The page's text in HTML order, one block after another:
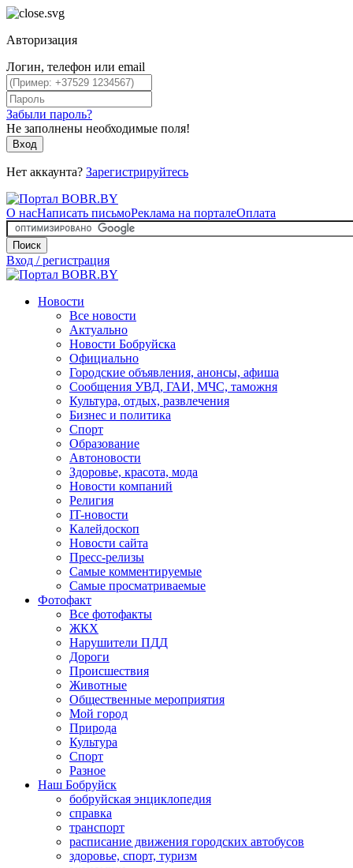
Авторизация
Логин, телефон или email
Забыли пароль?
Не заполнены необходимые поля!
Вход
Нет аккаунта? Зарегистрируйтесь
О насНаписать письмоРеклама на порталеОплата
Поиск
Вход / регистрация
Новости
Все новости
Актуально
Новости Бобруйска
Официально
Городские объявления, анонсы, афиша
Сообщения УВД, ГАИ, МЧС, таможня
Культура, отдых, развлечения
Бизнес и политика
Спорт
Образование
Автоновости
Здоровье, красота, мода
Новости компаний
Религия
IT-новости
Калейдоскоп
Новости сайта
Пресс-релизы
Самые комментируемые
Самые просматриваемые
Фотофакт
Все фотофакты
ЖКХ
Нарушители ПДД
Дороги
Происшествия
Животные
Общественные мероприятия
Мой город
Природа
Культура
Спорт
Разное
Наш Бобруйск
бобруйская энциклопедия
справка
транспорт
расписание движения городских автобусов
здоровье, спорт, туризм